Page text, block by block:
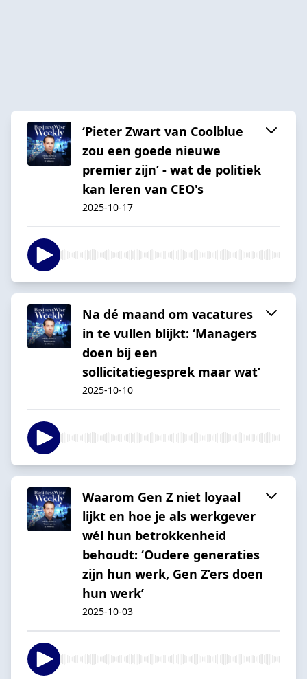
‘Pieter Zwart van Coolblue
zou een goede nieuwe
premier zijn’ - wat de politiek
kan leren van CEO's
2025-10-17
Na dé maand om vacatures
in te vullen blijkt: ‘Managers
doen bij een
sollicitatiegesprek maar wat’
2025-10-10
Waarom Gen Z niet loyaal
lijkt en hoe je als werkgever
wél hun betrokkenheid
behoudt: ‘Oudere generaties
zijn hun werk, Gen Z’ers doen
hun werk’
2025-10-03